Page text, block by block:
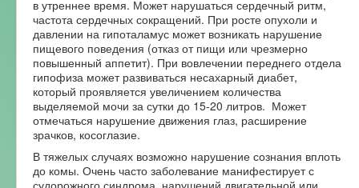
в утреннее время. Может нарушаться сердечный ритм,
частота сердечных сокращений. При росте опухоли и
давлении на гипоталамус может возникать нарушение
пищевого поведения (отказ от пищи или чрезмерно
повышенный аппетит). При вовлечении переднего отдела
гипофиза может развиваться несахарный диабет,
который проявляется увеличением количества
выделяемой мочи за сутки до 15-20 литров. Может
отмечаться нарушение движения глаз, расширение
зрачков, косоглазие.
В тяжелых случаях возможно нарушение сознания вплоть
до комы. Очень часто заболевание манифестирует с
судорожного синдрома, нарушений двигательной или